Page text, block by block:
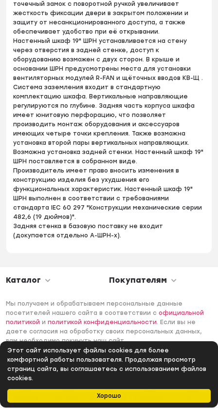
Хорошо
Этот сайт использует файлы cookies для более
комфортной работы пользователя. Продолжая просмотр
страниц сайта, вы соглашаетесь с использованием файлов
cookies.
Избранное
точечный замок с поворотной ручкой увеличивает
жесткость фиксации двери в закрытом положении и
защиту от несанкционированного доступа, а также
обеспечивает удобство при её открывании.
Настенный шкаф 19" ШРН устанавливается на стену
через отверстия в задней стенке, доступ к
оборудованию возможен с двух сторон. В крыше и
основании ШРН предусмотрены места для установки
вентиляторных модулей R-FAN и щёточных вводов КВ-Щ .
Система заземления входит в стандартную
комплектацию шкафа. Вертикальные направляющие
регулируются по глубине. Задняя часть корпуса шкафа
имеет юнитовую перфорацию, что позволяет
производить монтаж оборудования и аксессуаров
имеющих четыре точки крепления. Также возможна
установка второй пары вертикальных направляющих.
Возможна установка задней стенки. Настенный шкаф 19"
ШРН поставляется в собранном виде.
Производитель имеет право вносить изменения в
конструкцию изделия без ухудшения его
функциональных характеристик. Настенный шкаф 19"
ШРН выполнен в соответствии с требованиями
стандарта IEC 60 297 "Конструкции механические серии
482,6 (19 дюймов)".
Задняя стенка в базовую поставку не входит
(докупается отдельно А-ШРН-х).
Каталог Покупателям
Мы получаем и обрабатываем персональные данные
посетителей нашего сайта в соответствии софициальной
политикой иполитикой конфиденциальности. Если вы не
даете согласия на обработку своих персональных данных,
вам необходимо покинуть наш сайт.
© 2006 -2026 Интернет-магазин Лантек. Все права
защищены.